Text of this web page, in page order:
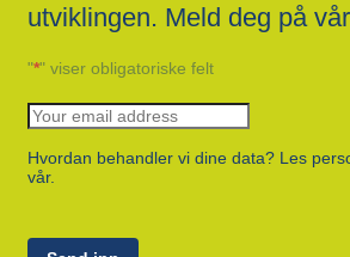
utviklingen. Meld deg på
"*" viser obligatoriske felt
Hvordan behandler vi dine data? Les
vår.